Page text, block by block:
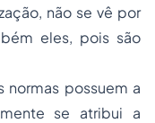
não se vê por
eles, pois são
normas possuem a
se atribui a